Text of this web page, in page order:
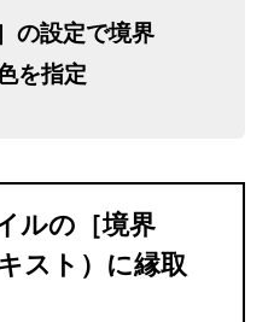
の設定で境界
を指定
ルの［境界
スト）に縁取